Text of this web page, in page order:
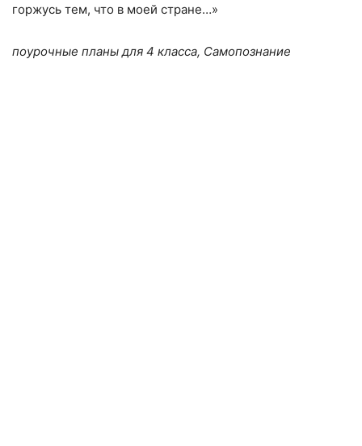
горжусь тем, что в моей стране…»
поурочные планы для 4 класса, Самопознание